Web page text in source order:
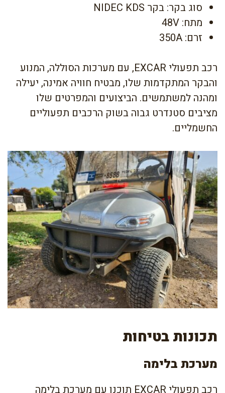
סוג בקר: בקר NIDEC KDS
מתח: 48V
זרם: 350A
רכב תפעולי EXCAR, עם מערכות הסוללה, המנוע
והבקר המתקדמות שלו, מבטיח חוויה אמינה, יעילה
ומהנה למשתמשים. הביצועים והמפרטים שלו
מציבים סטנדרט גבוה בשוק הרכבים תפעוליים
החשמליים.
תכונות בטיחות
מערכת בלימה
רכב תפעולי EXCAR תוכנן עם מערכת בלימה